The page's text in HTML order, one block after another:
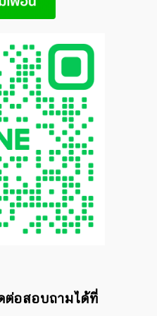
ต่อสอบถามได้ที่